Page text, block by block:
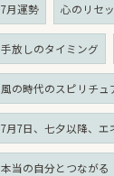
7月運勢 心のリセ
手放しのタイミング
風の時代のスピリチュ
7月7日、七夕以降、エ
本当の自分とつながる